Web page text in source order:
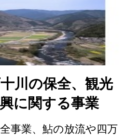
川の保全、観光
に関する事業
事業、鮎の放流や四万